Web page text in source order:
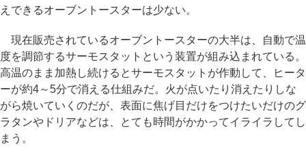
えできるオーブントースターは少ない。
現在販売されているオーブントースターの大半は、自動で温
度を調節するサーモスタットという装置が組み込まれている。
高温のまま加熱し続けるとサーモスタットが作動して、ヒータ
ーが約4～5分で消える仕組みだ。火が点いたり消えたりしな
がら焼いていくのだが、表面に焦げ目だけをつけたいだけのグ
ラタンやドリアなどは、とても時間がかかってイライラしてし
まう。